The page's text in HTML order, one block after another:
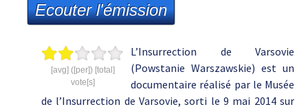
Ecouter l'émission
[avg] ([per]) [total]
vote[s]
L’Insurrection de Varsovie
(Powstanie Warszawskie) est un
documentaire réalisé par le Musée
de l’Insurrection de Varsovie, sorti le 9 mai 2014 sur